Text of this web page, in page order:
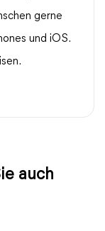
gerne
und iOS.
auch